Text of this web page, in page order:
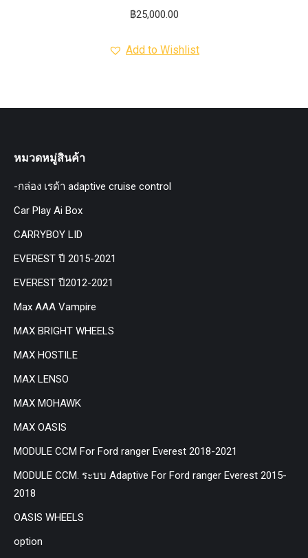
฿25,000.00
Add to Wishlist
หมวดหมู่สินค้า
-กล่อง เรด้า adaptive cruise control
Car Play Ai Box
CARRYBOY LID
EVEREST ปี 2015-2021
EVEREST ปี2012-2021
Max AAA Vampire
MAX BRIGHT WHEELS
MAX HOSTILE
MAX LENSO
MAX MOHAWK
MAX OASIS
MODULE CCM For Ford ranger Everest 2018-2021
MODULE CCM. ระบบ Adaptive For Ford ranger Everest 2015-
2018
OASIS WHEELS
option